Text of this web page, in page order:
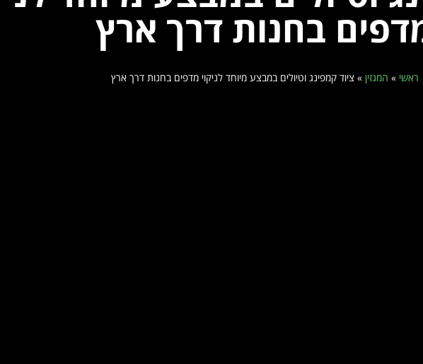
בחנות דרך ארץ
ראשי » המגזין » ציוד קמפינג וטיולים במבצע מיוחד לניקוי מדפים בחנות דרך ארץ